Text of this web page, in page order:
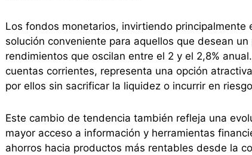
Los fondos monetarios, invirtiendo
solución conveniente para aquellos que desean
rendimientos que oscilan entre el 2 y el 2,8%
cuentas corrientes, representa una opción
por ellos sin sacrificar la liquidez o incurrir en
Este cambio de tendencia también refleja una
mayor acceso a información y herramientas
ahorros hacia productos más rentables desde la